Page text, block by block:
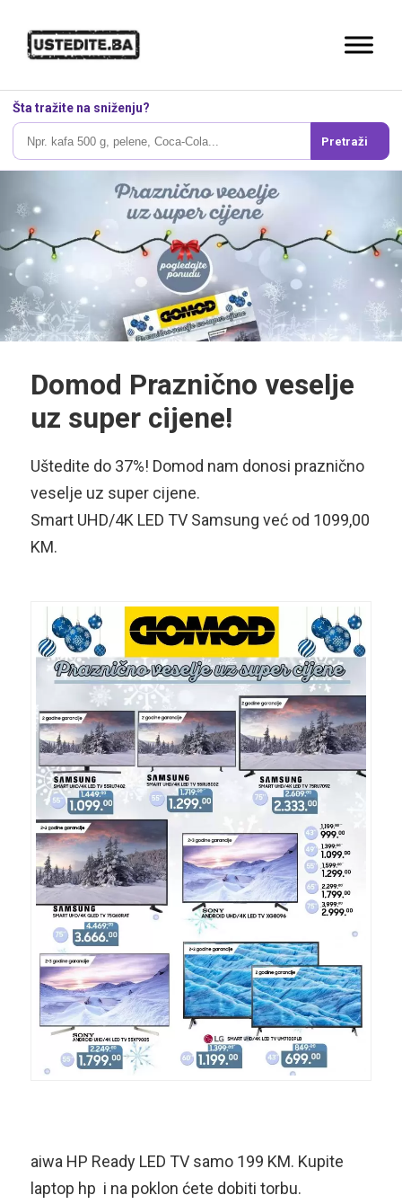
Šta tražite na sniženju?
Pretraži
Domod Praznično veselje
uz super cijene!
Uštedite do 37%! Domod nam donosi praznično
veselje uz super cijene.
Smart UHD/4K LED TV Samsung već od 1099,00
KM.
aiwa HP Ready LED TV samo 199 KM. Kupite
laptop hp i na poklon ćete dobiti torbu.